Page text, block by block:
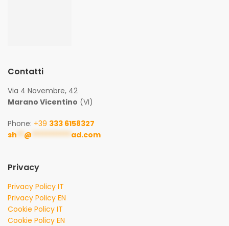
Contatti
Via 4 Novembre, 42
Marano Vicentino (VI)
Phone: +39 333 6158327
sh ** @ *********** ad.com
Privacy
Privacy Policy IT
Privacy Policy EN
Cookie Policy IT
Cookie Policy EN